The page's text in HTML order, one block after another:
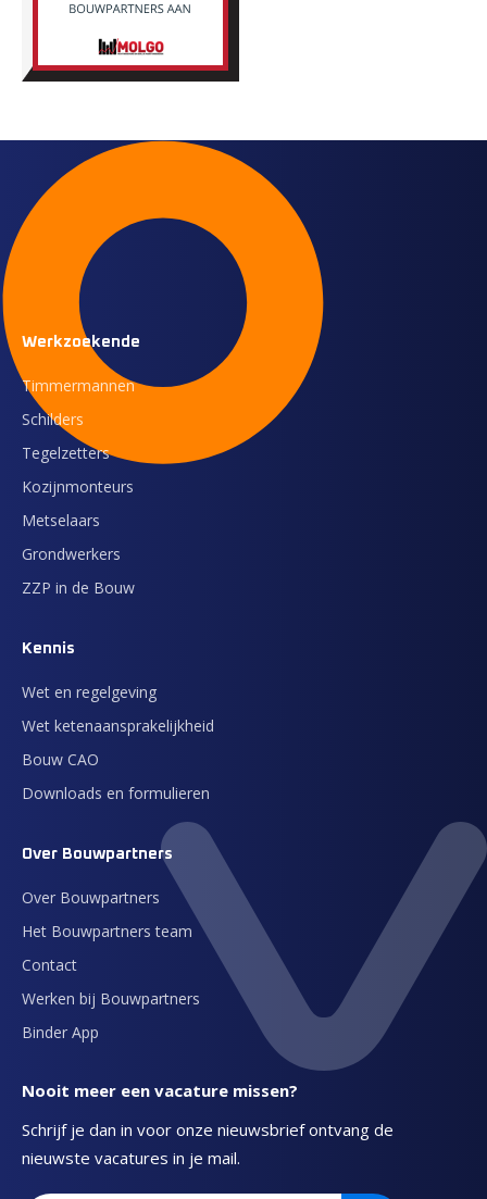
Werkzoekende
Timmermannen
Schilders
Tegelzetters
Kozijnmonteurs
Metselaars
Grondwerkers
ZZP in de Bouw
Kennis
Wet en regelgeving
Wet ketenaansprakelijkheid
Bouw CAO
Downloads en formulieren
Over Bouwpartners
Over Bouwpartners
Het Bouwpartners team
Contact
Werken bij Bouwpartners
Binder App
Nooit meer een vacature missen?
Schrijf je dan in voor onze nieuwsbrief ontvang de
nieuwste vacatures in je mail.